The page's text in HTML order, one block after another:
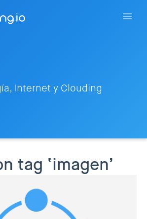
Internet y Clouding
tag ‘imagen’